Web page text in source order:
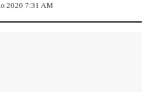
2020 7:31 AM